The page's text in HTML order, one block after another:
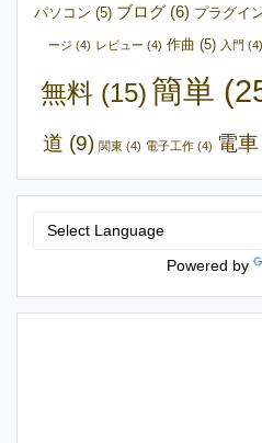
パソコン (5) ブログ(6) プラグイ
ージ (4) レビュー (4) 作曲 (5) 入門 (4)
無料(15) 簡単
道 (9) 関東(4) 電子工作(4) 電車
Powered by